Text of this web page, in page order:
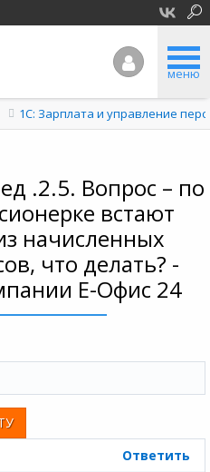
меню
1С: Зарплата и управление
.2.5. Вопрос – по
встают
начисленных
что делать? -
Е-Офис 24
Ответить